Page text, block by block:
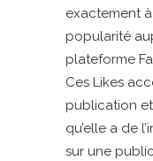
exactement
popularité
plateforme
Ces Likes
publication
qu’elle a de
sur une